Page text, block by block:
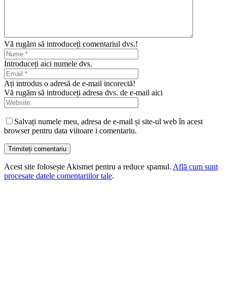
Vă rugăm să introduceți comentariul dvs.!
Introduceți aici numele dvs.
Ați introdus o adresă de e-mail incorectă!
Vă rugăm să introduceți adresa dvs. de e-mail aici
Salvați numele meu, adresa de e-mail și site-ul web în acest
browser pentru data viitoare i comentariu.
Acest site folosește Akismet pentru a reduce spamul. Află cum sunt
procesate datele comentariilor tale.